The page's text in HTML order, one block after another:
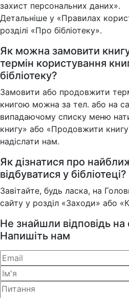
захист персональних даних».
Детальніше у «Правилах
розділі «Про бібліотеку».
Як можна замовити
термін користування
бібліотеку?
Замовити або продовжити
книгою можна за тел. або на
випадаючому списку меню
книгу» або «Продовжити
надіслати нам.
Як дізнатися про
відбуватися у бібліотеці?
Завітайте, будь ласка, на
сайту у розділ «Заходи» або
Не знайшли відповідь на
Напишіть нам